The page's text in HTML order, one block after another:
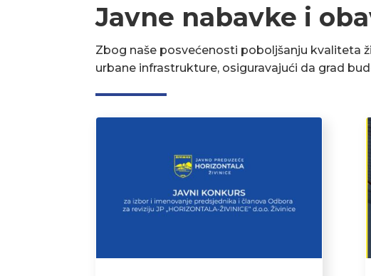
Javne nabavke i
Zbog naše posvećenosti poboljšanju kvaliteta
urbane infrastrukture, osiguravajući da grad